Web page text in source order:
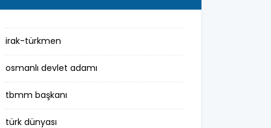
irak-türkmen
osmanlı devlet adamı
tbmm başkanı
türk dünyası